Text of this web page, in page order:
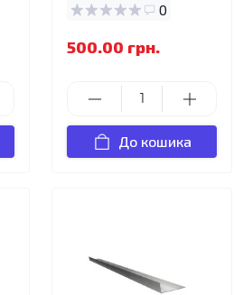
0
500.00 грн.
До кошика